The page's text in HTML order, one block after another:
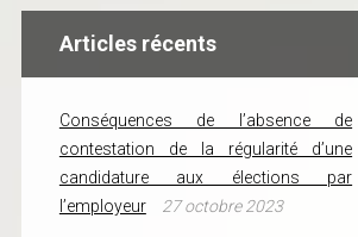
Articles récents
Conséquences de l’absence de
contestation de la régularité d’une
candidature aux élections par
l’employeur
27 octobre 2023